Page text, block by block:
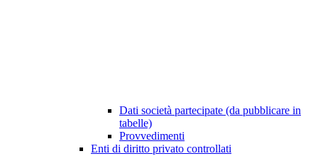
Dati società partecipate (da pubblicare in
tabelle)
Provvedimenti
Enti di diritto privato controllati